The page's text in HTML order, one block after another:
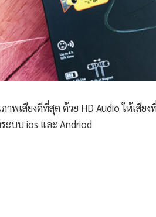
เสียงดีที่สุด ด้วย HD Audio ให้เสียง
บบ ios และ Andriod